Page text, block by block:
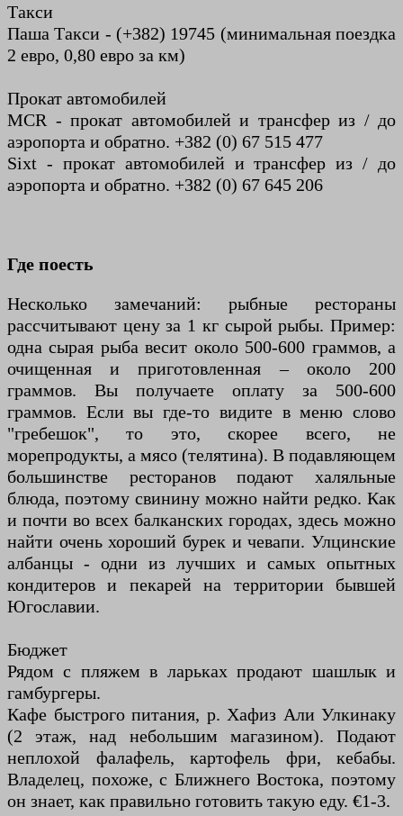
Такси
Паша Такси - (+382) 19745 (минимальная поездка
2 евро, 0,80 евро за км)
Прокат автомобилей
MCR - прокат автомобилей и трансфер из / до
аэропорта и обратно. +382 (0) 67 515 477
Sixt - прокат автомобилей и трансфер из / до
аэропорта и обратно. +382 (0) 67 645 206
Где поесть
Несколько замечаний: рыбные рестораны
рассчитывают цену за 1 кг сырой рыбы. Пример:
одна сырая рыба весит около 500-600 граммов, а
очищенная и приготовленная – около 200
граммов. Вы получаете оплату за 500-600
граммов. Если вы где-то видите в меню слово
"гребешок", то это, скорее всего, не
морепродукты, а мясо (телятина). В подавляющем
большинстве ресторанов подают халяльные
блюда, поэтому свинину можно найти редко. Как
и почти во всех балканских городах, здесь можно
найти очень хороший бурек и чевапи. Улцинские
албанцы - одни из лучших и самых опытных
кондитеров и пекарей на территории бывшей
Югославии.
Бюджет
Рядом с пляжем в ларьках продают шашлык и
гамбургеры.
Кафе быстрого питания, р. Хафиз Али Улкинаку
(2 этаж, над небольшим магазином). Подают
неплохой фалафель, картофель фри, кебабы.
Владелец, похоже, с Ближнего Востока, поэтому
он знает, как правильно готовить такую ​​еду. €1-3.